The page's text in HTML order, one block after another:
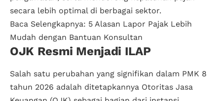
secara lebih optimal di berbagai sektor.
Baca Selengkapnya: 5 Alasan Lapor Pajak Lebih
Mudah dengan Bantuan Konsultan
OJK Resmi Menjadi ILAP
Salah satu perubahan yang signifikan dalam PMK 8
tahun 2026 adalah ditetapkannya Otoritas Jasa